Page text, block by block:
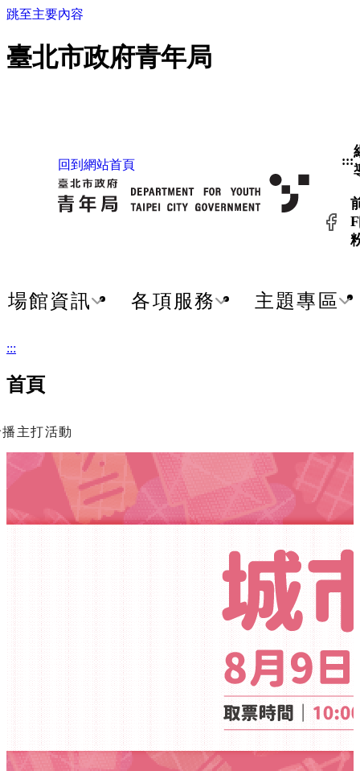
跳至主要內容
臺北市政府青年局
回到網站首頁 :::
場館資訊 各項服務 主題專區
:::
首頁
主打活動